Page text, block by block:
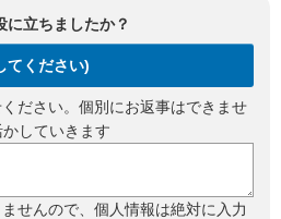
に立ちましたか？
てください)
ださい。個別にお返事はできませ
していきます
せんので、個人情報は絶対に入力